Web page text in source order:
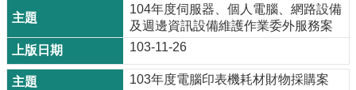
104年度伺服器、個人電腦、網路設備
及週邊資訊設備維護作業委外服務案
103-11-26
103年度電腦印表機耗材財物採購案